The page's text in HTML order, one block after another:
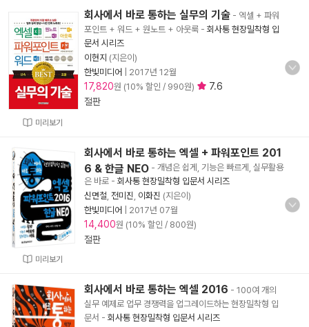
미리보기
회사에서 바로 통하는 실무의 기술 - 엑셀 + 파워
포인트 + 워드 + 원노트 + 아웃룩 -회사통 현장밀착형 입
문서 시리즈
이현지 (지은이)
한빛미디어
2017년 12월
17,820원 (10% 할인 / 990원)
7.6
절판
미리보기
회사에서 바로 통하는 엑셀 + 파워포인트 201
6 & 한글 NEO - 개념은 쉽게, 기능은 빠르게, 실무활용
은 바로 -회사통 현장밀착형 입문서 시리즈
신면철 전미진 이화진 (지은이)
한빛미디어
2017년 07월
14,400원 (10% 할인 / 800원)
절판
회사에서 바로 통하는 엑셀 2016 - 100여 개의
실무 예제로 업무 경쟁력을 업그레이드하는 현장밀착형 입
문서 -회사통 현장밀착형 입문서 시리즈